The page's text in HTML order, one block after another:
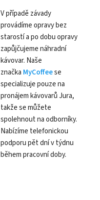
V případě závady
provádíme opravy bez
starostí a po dobu opravy
zapůjčujeme náhradní
kávovar. Naše
značka MyCoffeese
specializuje pouze na
pronájem kávovarů Jura,
takže se můžete
spolehnout na odborníky.
Nabízíme telefonickou
podporu pět dní v týdnu
během pracovní doby.